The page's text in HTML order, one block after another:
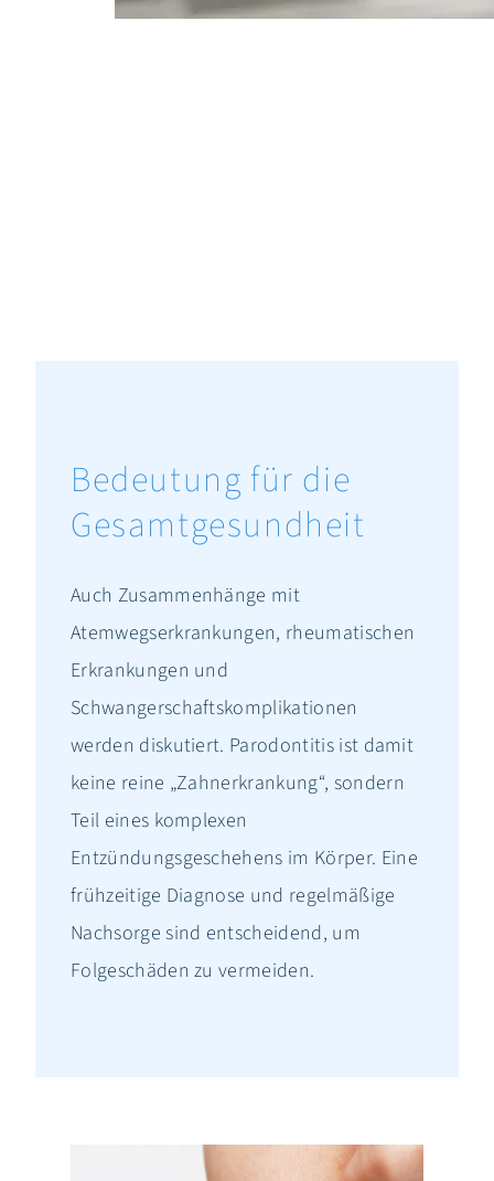
Bedeutung für die
Gesamtgesundheit
Auch Zusammenhänge mit
Atemwegserkrankungen, rheumatischen
Erkrankungen und
Schwangerschaftskomplikationen
werden diskutiert. Parodontitis ist damit
keine reine „Zahnerkrankung“, sondern
Teil eines komplexen
Entzündungsgeschehens im Körper. Eine
frühzeitige Diagnose und regelmäßige
Nachsorge sind entscheidend, um
Folgeschäden zu vermeiden.